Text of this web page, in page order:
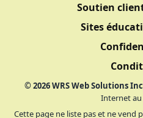
Soutien
Sites
©2026WRS Web Solutions
Internet au
Cette page ne liste pas et ne vend